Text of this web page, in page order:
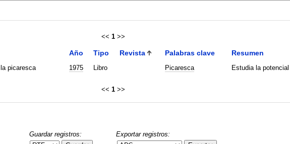
<< 1 >>
Año Tipo Revista Palabras clave Resumen
picaresca 1975 Libro Picaresca Estudia la
<< 1 >>
Guardar registros:
Exportar registros: